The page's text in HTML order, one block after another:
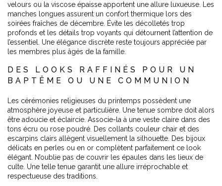
velours ou la viscose épaisse apportent une allure luxueuse. Les
manches longues assurent un confort thermique lors des
soirées fraîches de décembre. Évite les décolletés trop
profonds et les détails trop voyants qui détournent l’attention de
l’essentiel. Une élégance discrète reste toujours appréciée par
les membres plus âgés de la famille.
DES LOOKS RAFFINÉS POUR UN
BAPTÊME OU UNE COMMUNION
Les cérémonies religieuses du printemps possèdent une
atmosphère joyeuse et particulière. Une tenue sombre doit alors
être adoucie et éclaircie. Associe-la à une veste claire dans des
tons écru ou rose poudré. Des collants couleur chair et des
escarpins clairs allègent visuellement la silhouette. Des bijoux
délicats en perles ou en or complètent parfaitement ce look
élégant. N’oublie pas de couvrir les épaules dans les lieux de
culte. Une telle tenue garantit une allure irréprochable et
respectueuse des traditions.